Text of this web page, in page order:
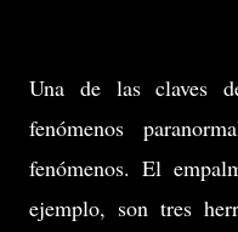
Una de las claves
fenómenos
fenómenos. El
ejemplo, son tres